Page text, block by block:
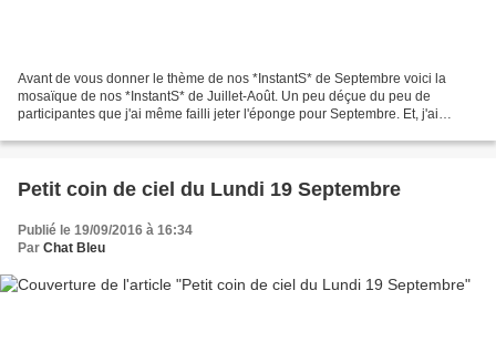
Avant de vous donner le thème de nos *InstantS* de Septembre voici la
mosaïque de nos *InstantS* de Juillet-Août. Un peu déçue du peu de
participantes que j'ai même failli jeter l'éponge pour Septembre. Et, j'ai
Petit coin de ciel du Lundi 19 Septembre
Publié le 19/09/2016 à 16:34
Par Chat Bleu